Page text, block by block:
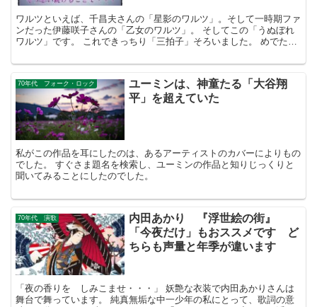
ワルツといえば、千昌夫さんの「星影のワルツ」。そして一時期ファ
ンだった伊藤咲子さんの「乙女のワルツ」。 そしてこの「うぬぼれ
ワルツ」です。 これできっちり「三拍子」そろいました。 めでた
70年代 フォーク・ロック
ユーミンは、神童たる「大谷翔
平」を超えていた
私がこの作品を耳にしたのは、あるアーティストのカバーによりもの
でした。 すぐさま題名を検索し、ユーミンの作品と知りじっくりと
聞いてみることにしたのでした。
70年代 演歌
内田あかり 『浮世絵の街』
「今夜だけ」もおススメです ど
ちらも声量と年季が違います
「夜の香りを しみこませ・・・」 妖艶な衣装で内田あかりさんは
舞台で舞っています。 純真無垢な中一少年の私にとって、歌詞の意